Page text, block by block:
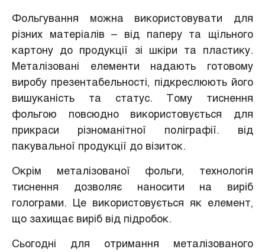
Фольгування можна використовувати для
різних матеріалів – від паперу та щільного
картону до продукції зі шкіри та пластику.
Металізовані елементи надають готовому
виробу презентабельності, підкреслюють його
вишуканість та статус. Тому тиснення
фольгою повсюдно використовується для
прикраси різноманітної поліграфії. від
пакувальної продукції до візиток.
Окрім металізованої фольги, технологія
тиснення дозволяє наносити на виріб
голограми. Це використовується як елемент,
що захищає виріб від підробок.
Сьогодні для отримання металізованого